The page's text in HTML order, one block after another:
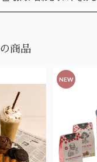
商品
NEW